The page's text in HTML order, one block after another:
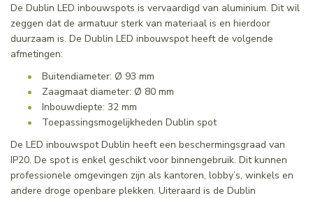
De Dublin LED inbouwspots is vervaardigd van aluminium. Dit wil
zeggen dat de armatuur sterk van materiaal is en hierdoor
duurzaam is. De Dublin LED inbouwspot heeft de volgende
afmetingen:
Buitendiameter: Ø 93 mm
Zaagmaat diameter: Ø 80 mm
Inbouwdiepte: 32 mm
Toepassingsmogelijkheden Dublin spot
De LED inbouwspot Dublin heeft een beschermingsgraad van
IP20. De spot is enkel geschikt voor binnengebruik. Dit kunnen
professionele omgevingen zijn als kantoren, lobby’s, winkels en
andere droge openbare plekken. Uiteraard is de Dublin